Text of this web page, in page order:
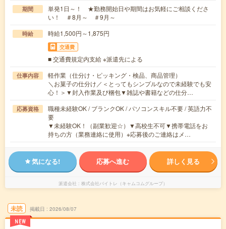
期間
単発1日～！ ★勤務開始日や期間はお気軽にご相談くださ
い！ ＃8月～ ＃9月～
時給 時給1,500円～1,875円
交通費
■ 交通費規定内支給 ※派遣先による
仕事内容
軽作業（仕分け・ピッキング・検品、商品管理）
＼お菓子の仕分け／＜とってもシンプルなので未経験でも安
心！＞▼封入作業及び梱包▼雑誌や書籍などの仕分…
応募資格
職種未経験OK / ブランクOK / パソコンスキル不要 / 英語力不
要
▼未経験OK！（副業歓迎☆）▼高校生不可▼携帯電話をお
持ちの方（業務連絡に使用）※応募後のご連絡はメ…
気になる! 応募へ進む 詳しく見る
派遣会社 株式会社バイトレ（キャムコムグループ）
未読
NEW
掲載日 2026/08/07